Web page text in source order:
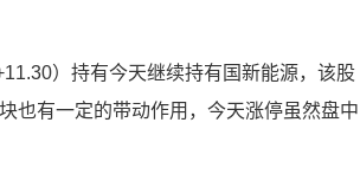
）持有今天继续持有国新能源，该股
也有一定的带动作用，今天涨停虽然盘中